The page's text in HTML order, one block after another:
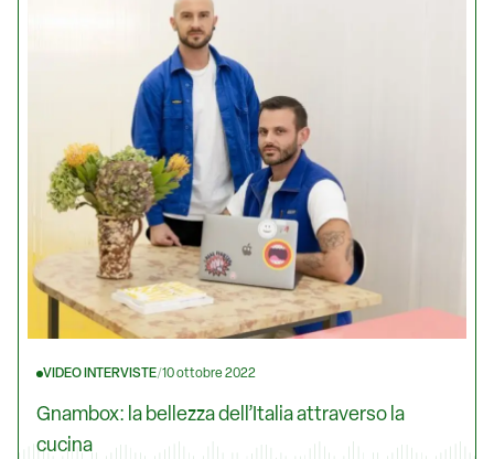
VIDEO INTERVISTE/10 ottobre 2022
Gnambox: la bellezza dell’Italia attraverso la
cucina